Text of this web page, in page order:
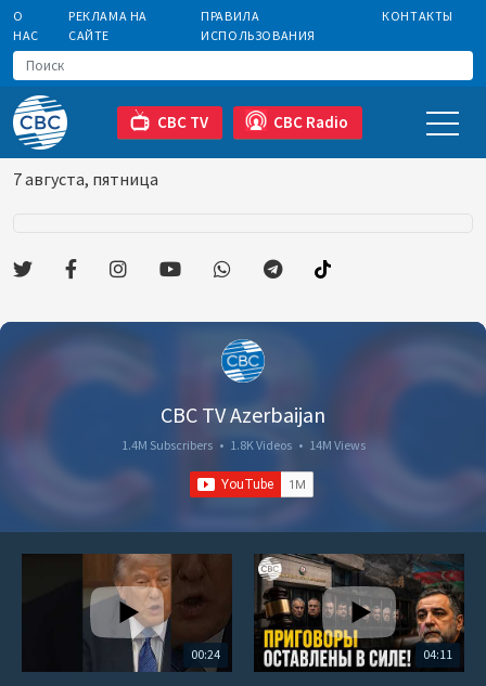
О
НАС
РЕКЛАМА НА
САЙТЕ
ПРАВИЛА
ИСПОЛЬЗОВАНИЯ
КОНТАКТЫ
CBC TV CBC Radio
7 августа, пятница
CBC TV Azerbaijan
1.4M Subscribers • 1.8K Videos • 14M Views
00:24 04:11